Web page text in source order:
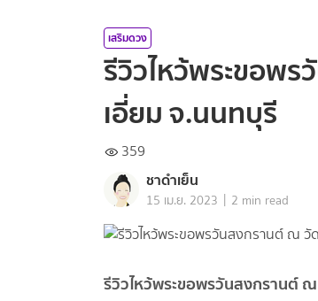
เสริมดวง
รีวิวไหว้พระขอพ
เอี่ยม จ.นนทบุรี
359
ชาดำเย็น
15 เม.ย. 2023 | 2 min read
รีวิวไหว้พระขอพรวันสงกรานต์